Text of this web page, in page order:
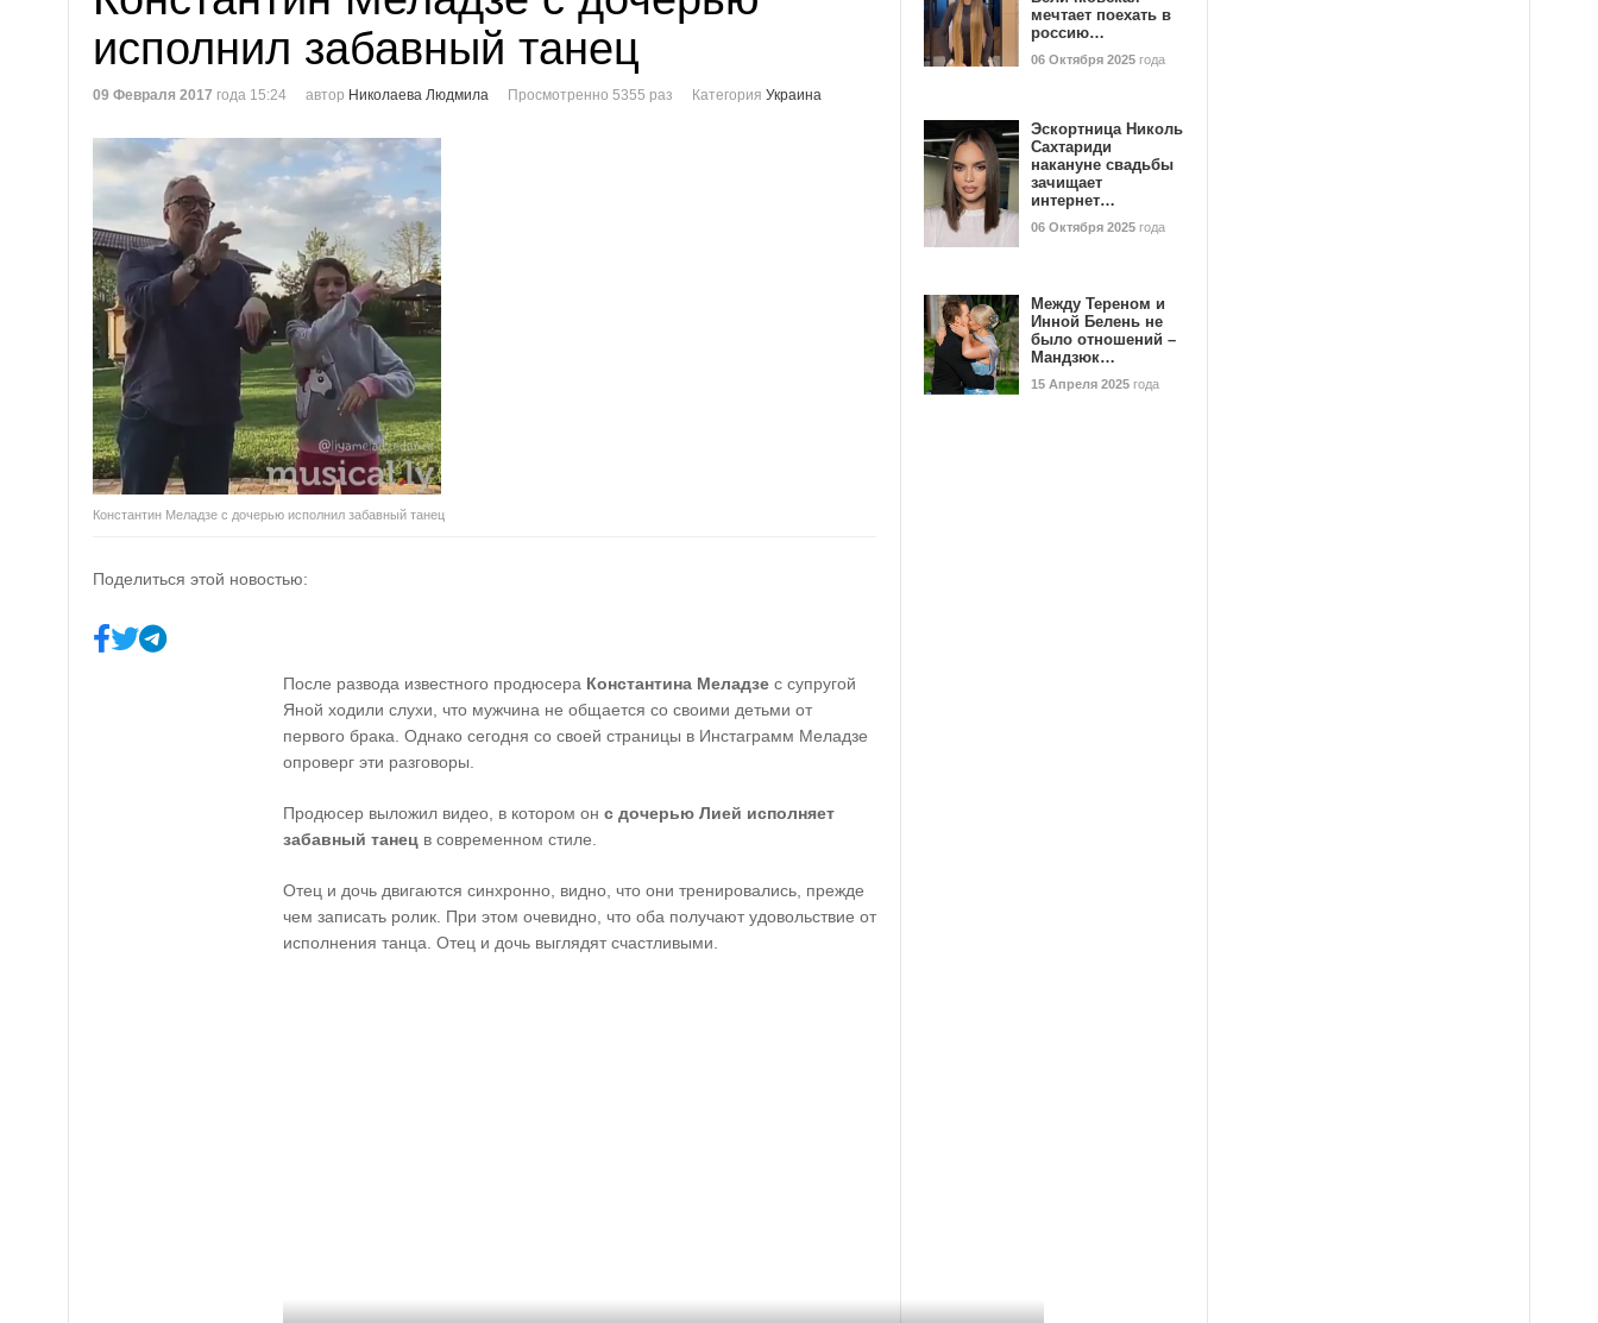
исполнил забавный танец
09 Февраля 2017 года 15:24 автор Николаева Людмила Просмотренно 5355 раз Категория Украина
Константин Меладзе с дочерью исполнил забавный танец
Поделиться этой новостью:
После развода известного продюсера Константина Меладзе с супругой
Яной ходили слухи, что мужчина не общается со своими детьми от
первого брака. Однако сегодня со своей страницы в Инстаграмм Меладзе
опроверг эти разговоры.
Продюсер выложил видео, в котором он с дочерью Лией исполняет
забавный танец в современном стиле.
Отец и дочь двигаются синхронно, видно, что они тренировались, прежде
чем записать ролик. При этом очевидно, что оба получают удовольствие от
исполнения танца. Отец и дочь выглядят счастливыми.
мечтает поехать в
россию…
06 Октября 2025 года
Эскортница Николь
Сахтариди
накануне свадьбы
зачищает
интернет…
06 Октября 2025 года
Между Тереном и
Инной Белень не
было отношений –
Мандзюк…
15 Апреля 2025 года